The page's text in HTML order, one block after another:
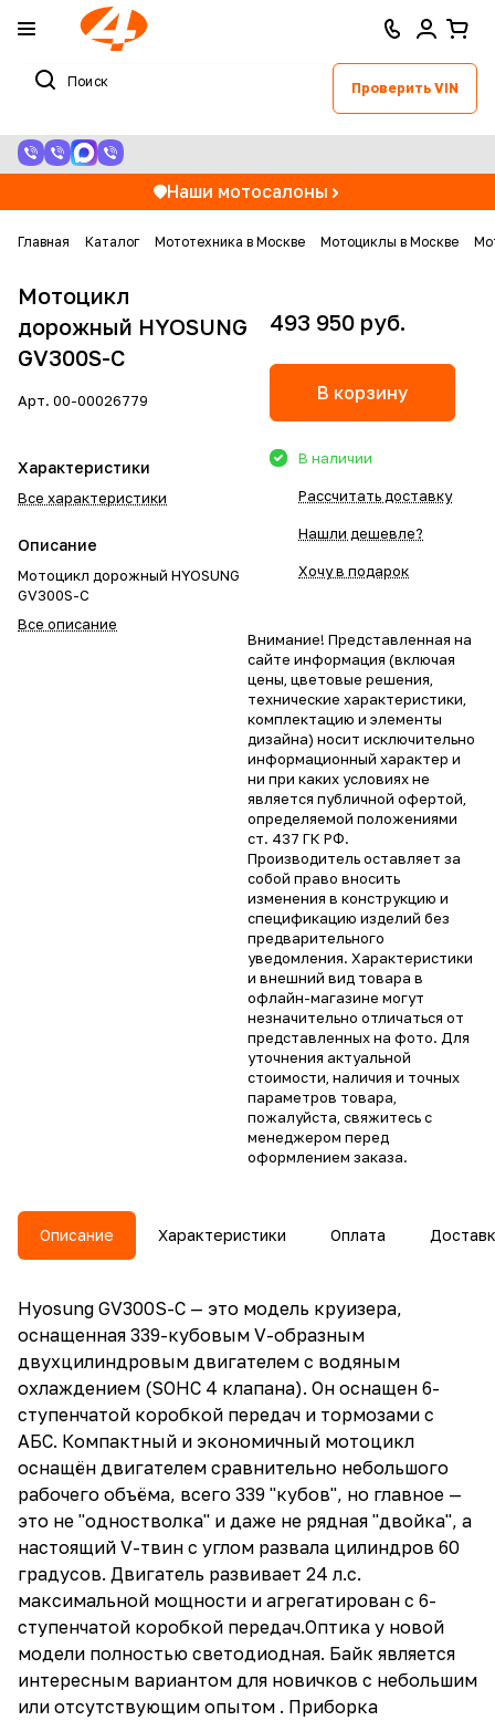
Проверить VIN
Наши мотосалоны
Главная Каталог Мототехника в Москве Мотоциклы в Москве
Мотоцикл
дорожный HYOSUNG
GV300S-C
Арт. 00-00026779
Характеристики
Все характеристики
Описание
Мотоцикл дорожный HYOSUNG
GV300S-C
Все описание
493 950 руб.
В корзину
В наличии
Рассчитать доставку
Нашли дешевле?
Хочу в подарок
Внимание! Представленная на
сайте информация (включая
цены, цветовые решения,
технические характеристики,
комплектацию и элементы
дизайна) носит исключительно
информационный характер и
ни при каких условиях не
является публичной офертой,
определяемой положениями
ст. 437 ГК РФ.
Производитель оставляет за
собой право вносить
изменения в конструкцию и
спецификацию изделий без
предварительного
уведомления. Характеристики
и внешний вид товара в
офлайн-магазине могут
незначительно отличаться от
представленных на фото. Для
уточнения актуальной
стоимости, наличия и точных
параметров товара,
пожалуйста, свяжитесь с
менеджером перед
оформлением заказа.
Описание Характеристики Оплата
Hyosung GV300S-C — это модель круизера,
оснащенная 339-кубовым V-образным
двухцилиндровым двигателем с водяным
охлаждением (SOHC 4 клапана). Он оснащен 6-
ступенчатой коробкой передач и тормозами с
АБС. Компактный и экономичный мотоцикл
оснащён двигателем сравнительно небольшого
рабочего объёма, всего 339 "кубов", но главное —
это не "одностволка" и даже не рядная "двойка", а
настоящий V-твин с углом развала цилиндров 60
градусов. Двигатель развивает 24 л.с.
максимальной мощности и агрегатирован с 6-
ступенчатой коробкой передач.Оптика у новой
модели полностью светодиодная. Байк является
интересным вариантом для новичков с небольшим
или отсутствующим опытом . Приборка